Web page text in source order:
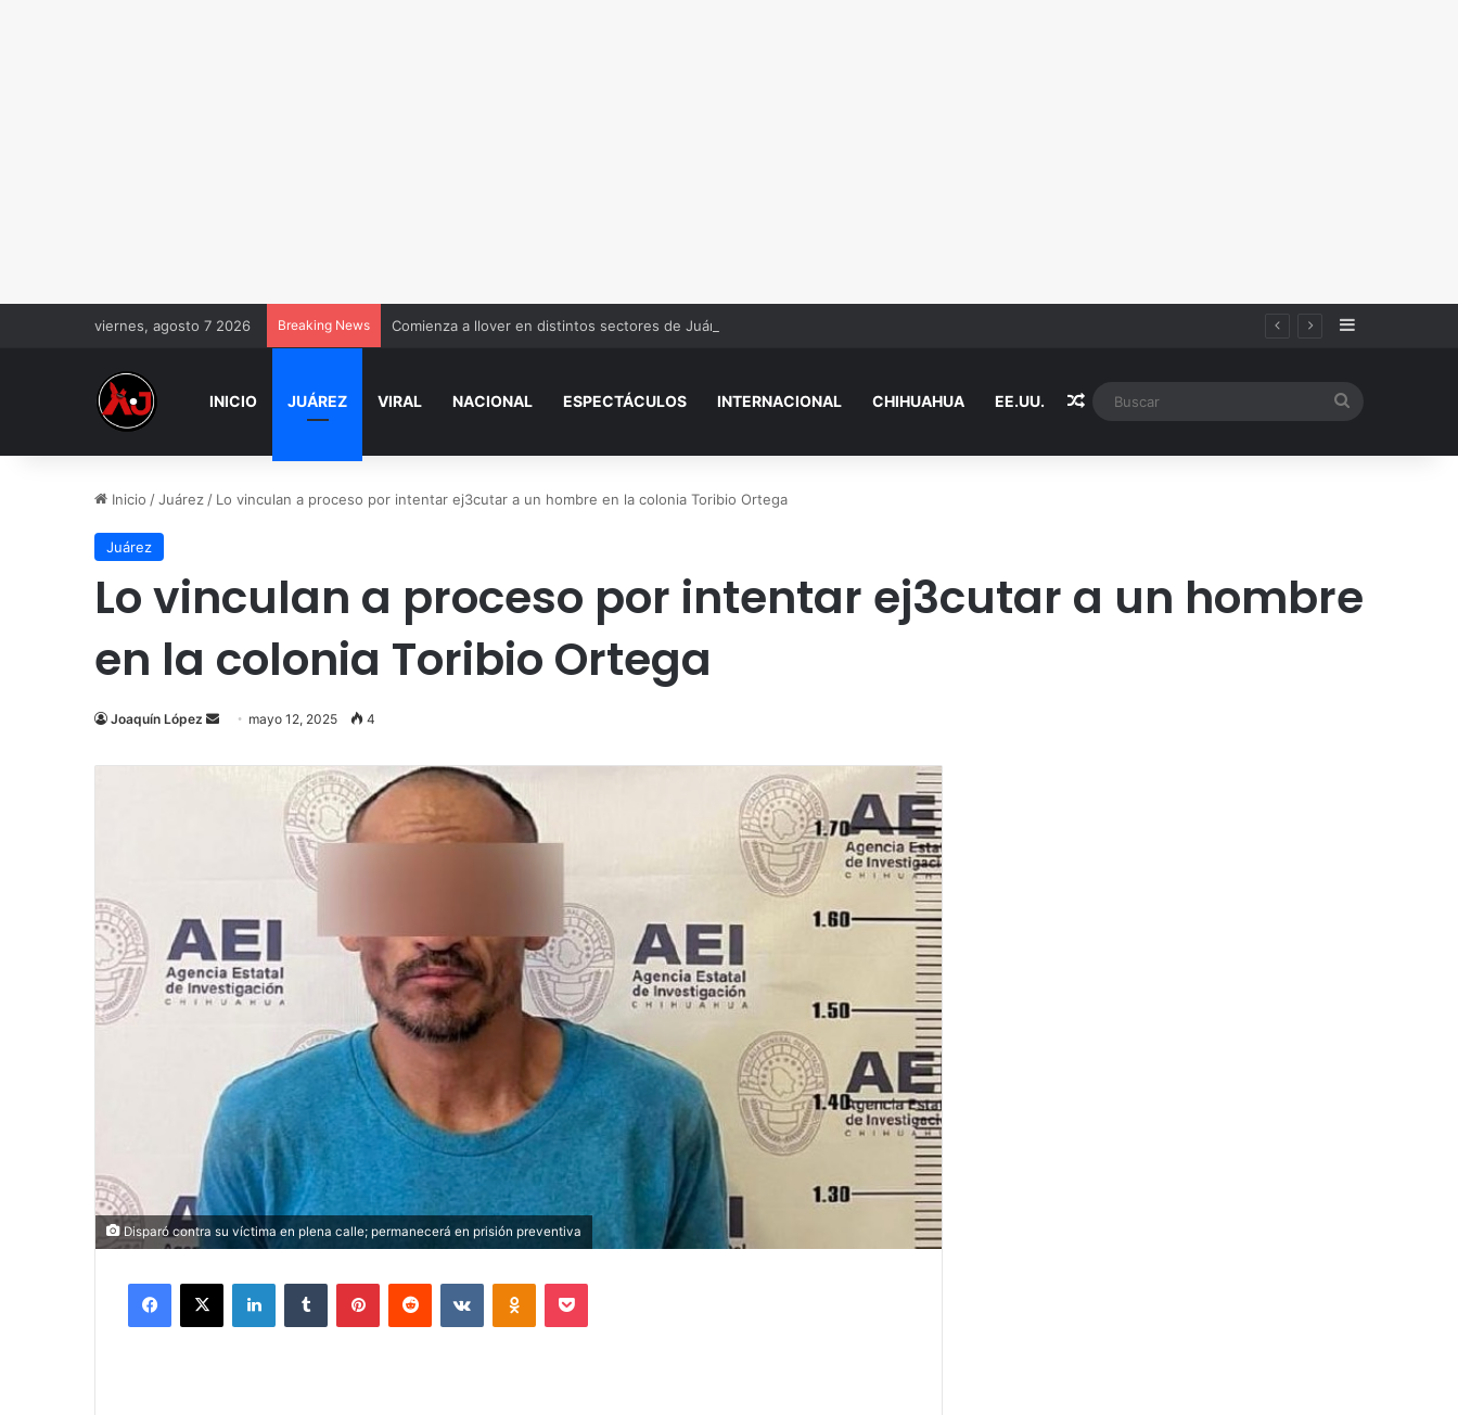
viernes, agosto 7 2026 Breaking News Comienza a llover en distintos sectores de Juárez Sidebar
INICIO JUÁREZ VIRAL NACIONAL ESPECTÁCULOS INTERNACIONAL CHIHUAHUA EE.UU. Random Article
Inicio /Juárez / Lo vinculan a proceso por intentar ej3cutar a un hombre en la colonia Toribio Ortega
Juárez
Lo vinculan a proceso por intentar ej3cutar a un hombre
en la colonia Toribio Ortega
Joaquín López
Send
email
mayo 12, 2025 4
Disparó contra su víctima en plena calle; permanecerá en prisión preventiva
Facebook
X LinkedInTumblr PinterestReddit VKontakteOdnoklassniki
Pocket